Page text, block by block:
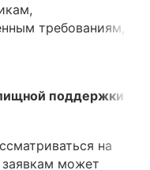
требованиям,
поддержки
на
может